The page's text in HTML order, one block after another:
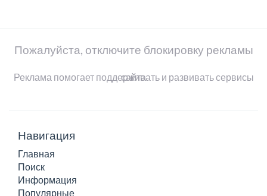
Пожалуйста, отключите блокировку рекламы
Реклама помогает поддерживать и развивать сервисы сайта
Навигация
Главная
Поиск
Информация
Популярные